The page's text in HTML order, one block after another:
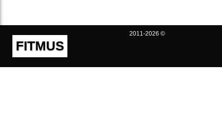
FITMUS
2011-2026 ©